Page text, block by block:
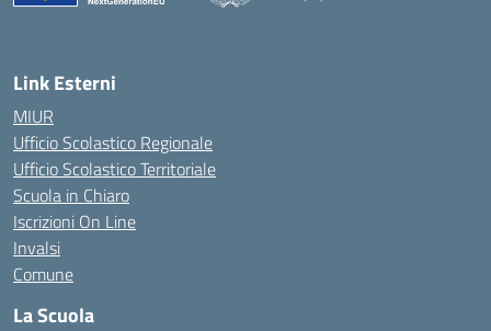
Link Esterni
MIUR
Ufficio Scolastico Regionale
Ufficio Scolastico Territoriale
Scuola in Chiaro
Iscrizioni On Line
Invalsi
Comune
La Scuola